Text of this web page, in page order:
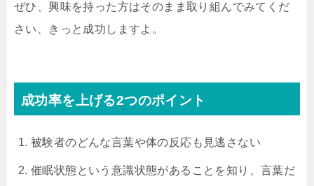
ぜひ、興味を持った方はそのまま取り組んでみてくだ
さい、きっと成功しますよ。
成功率を上げる2つのポイント
被験者のどんな言葉や体の反応も見逃さない
催眠状態という意識状態があることを知り、言葉だ